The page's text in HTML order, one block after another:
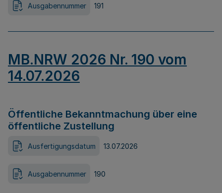
Ausgabennummer 191
MB.NRW 2026 Nr. 190 vom
14.07.2026
Öffentliche Bekanntmachung über eine
öffentliche Zustellung
Ausfertigungsdatum 13.07.2026
Ausgabennummer 190